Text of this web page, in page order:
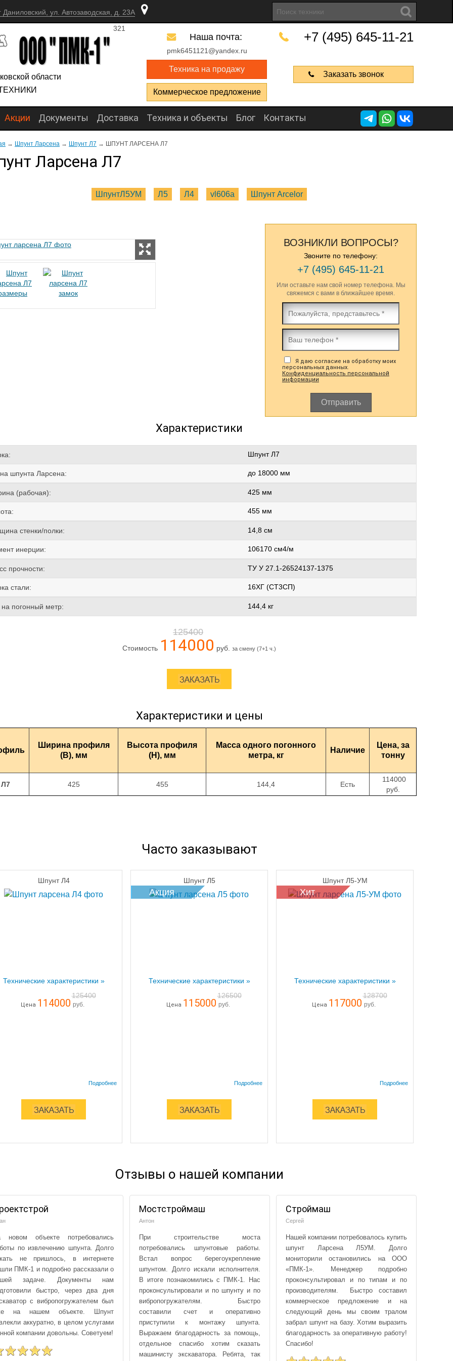
ул. Автозаводская, д. 23А
области
321
+7 (495) 645-11-21
Заказать звонок
Наша почта:
pmk6451121@yandex.ru
Техника на продажу
Коммерческое предложение
Акции Документы Доставка Техника и объекты Блог Контакты
→ Шпунт Ларсена → Шпунт Л7 → ШПУНТ ЛАРСЕНА Л7
Ларсена Л7
ШпунтЛ5УМ Л5 Л4 vl606a Шпунт Arcelor
ВОЗНИКЛИ ВОПРОСЫ?
Звоните по телефону:
+7 (495) 645-11-21
Или оставьте нам свой номер телефона. Мы
свяжемся с вами в ближайшее время.
Я даю согласие на обработку моих
персональных данных.
Конфиденциальность персональной
информации
Отправить
Характеристики
Шпунт Л7
шпунта Ларсена: до 18000 мм
(рабочая): 425 мм
455 мм
стенки/полки: 14,8 см
инерции: 106170 см4/м
прочности: ТУ У 27.1-26524137-1375
стали: 16ХГ (СТ3СП)
погонный метр: 144,4 кг
125400
Стоимость 114000 руб. за смену (7+1 ч.)
Характеристики и цены
Ширина профиля
(В), мм
Высота профиля
(Н), мм
Масса одного погонного
метра, кг
Наличие
Цена, за
тонну
Л7 425 455 144,4 Есть
114000
руб.
Часто заказывают
Шпунт Л4
Технические характеристики »
125400
Цена 114000 руб.
Акция
Шпунт Л5
Технические характеристики »
126500
Цена 115000 руб.
Хит
Шпунт Л5-УМ
Технические характеристики »
128700
Цена 117000 руб.
Отзывы о нашей компании
новом объекте потребовались
по извлечению шпунта. Долго
не пришлось, в интернете
ПМК-1 и подробно рассказали о
задаче. Документы нам
быстро, через два дня
с вибропогружателем был
на нашем объекте. Шпунт
аккуратно, в целом услугами
компании довольны. Советуем!
Мостстроймаш
Антон
При строительстве моста
потребовались шпунтовые работы.
Встал вопрос берегоукрепление
шпунтом. Долго искали исполнителя.
В итоге познакомились с ПМК-1. Нас
проконсультировали и по шпунту и по
вибропогружателям. Быстро
составили счет и оперативно
приступили к монтажу шпунта.
Выражаем благодарность за помощь,
отдельное спасибо хотим сказать
машинисту экскаватора. Ребята, так
Строймаш
Сергей
Нашей компании потребовалось купить
шпунт Ларсена Л5УМ. Долго
мониторили остановились на ООО
«ПМК-1». Менеджер подробно
проконсультировал и по типам и по
производителям. Быстро составил
коммерческое предложение и на
следующий день мы своим тралом
забрал шпунт на базу. Хотим выразить
благодарность за оперативную работу!
Спасибо!